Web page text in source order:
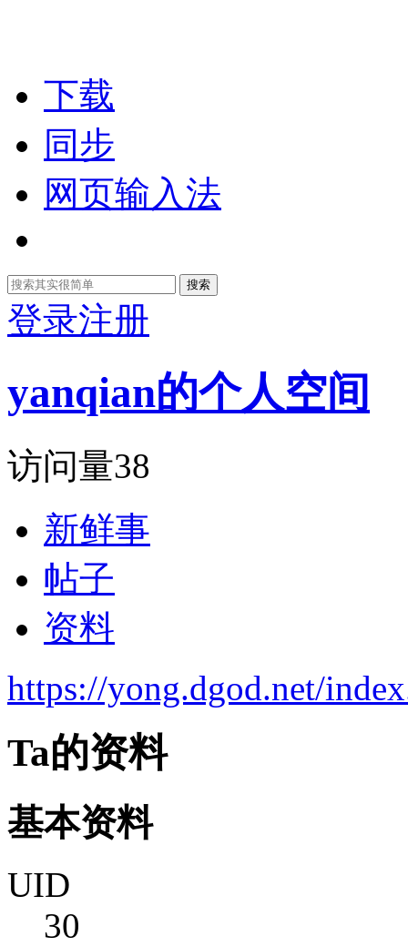
下载
同步
网页输入法
搜索
登录注册
yanqian的个人空间
访问量38
新鲜事
帖子
资料
https://yong.dgod.net/
Ta的资料
基本资料
UID
30